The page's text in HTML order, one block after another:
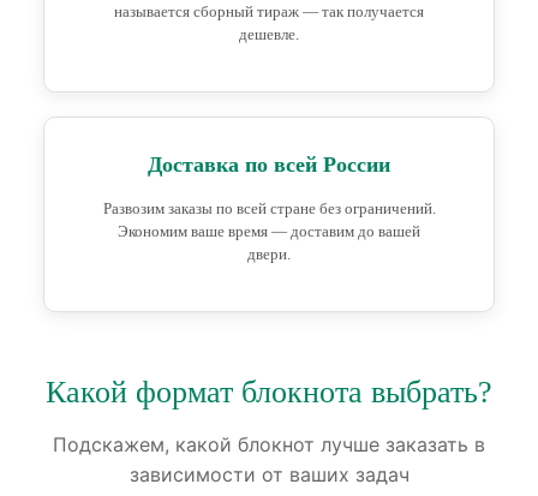
называется сборный тираж — так получается
дешевле.
Доставка по всей России
Развозим заказы по всей стране без ограничений.
Экономим ваше время — доставим до вашей
двери.
Какой формат блокнота выбрать?
Подскажем, какой блокнот лучше заказать в
зависимости от ваших задач